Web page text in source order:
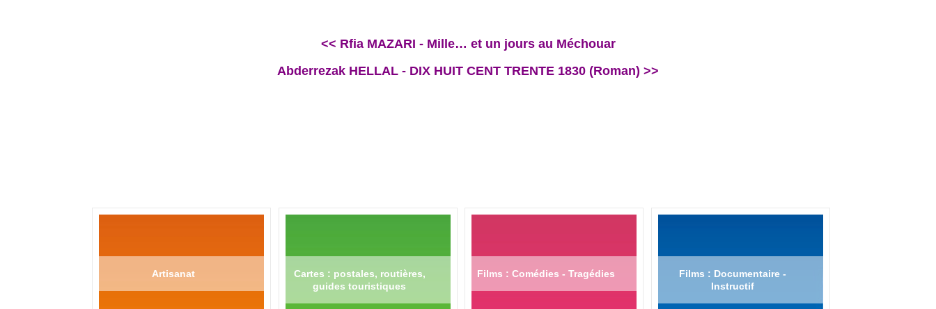
<< Rfia MAZARI - Mille… et un jours au Méchouar
Abderrezak HELLAL - DIX HUIT CENT TRENTE 1830 (Roman) >>
Artisanat
Cartes : postales, routières,
guides touristiques
Films : Comédies - Tragédies
Films : Documentaire -
Instructif